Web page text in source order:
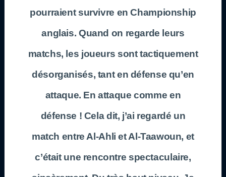
pourraient survivre en Championship
anglais. Quand on regarde leurs
matchs, les joueurs sont tactiquement
désorganisés, tant en défense qu’en
attaque. En attaque comme en
défense ! Cela dit, j’ai regardé un
match entre Al-Ahli et Al-Taawoun, et
c’était une rencontre spectaculaire,